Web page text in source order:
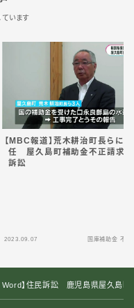
います
【MBC報道】荒木耕治町長らに
任 屋久島町補助金不正請求・
訴訟
2023.09.07 国庫補助金 不
Word】住民訴訟 鹿児島県屋久島町